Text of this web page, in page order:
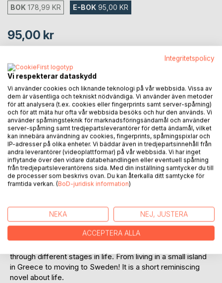
BOK 178,99 KR E-BOK 95,00 KR
95,00 kr
inkl. moms
LÄGG I KUNDVAGNEN
Lägg till i kom-ihåglista
Recensera titel
BESKRIVNING
Pieces of a whole is a collection of short stories, different
through different stages in life. From living in a small island
in Greece to moving to Sweden! It is a short reminiscing
novel about life.
Integritetspolicy
Vi respekterar dataskydd
Vi använder cookies och liknande teknologi på vår webbsida. Vissa av
dem är väsentliga och tekniskt nödvändiga. Vi använder även metoder
för att analysera (t.ex. cookies eller fingerprints samt server-spårning)
och för att mäta hur ofta vår webbsida besöks och hur den används. Vi
använder spårningsteknik för marknadsföringsändamål och använder
server-spårning samt tredjepartsleverantörer för detta ändamål, vilket
kan innebära användning av cookies, fingerprints, spårningspixlar och
IP-adresser på olika enheter. Vi bäddar även in tredjepartsinnehåll från
andra leverantörer (videoplattformar) på vår webbsida. Vi har inget
inflytande över den vidare databehandlingen eller eventuell spårning
från tredjepartsleverantörens sida. Med din inställning samtycker du till
de processer som beskrivs ovan. Du kan återkalla ditt samtycke för
framtida verkan. (BoD-juridisk information)
NEKA NEJ, JUSTERA
ACCEPTERA ALLA